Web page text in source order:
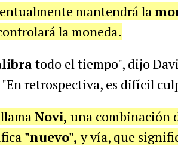
mantendrá la
la moneda.
todo el tiempo", dijo
"En retrospectiva, es difícil
Novi, una combinación
"nuevo", y vía, que